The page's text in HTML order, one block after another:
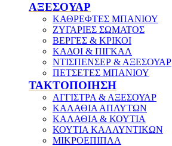
ΑΞΕΣΟΥΑΡ
ΚΑΘΡΕΦΤΕΣ ΜΠΑΝΙΟΥ
ΖΥΓΑΡΙΕΣ ΣΩΜΑΤΟΣ
ΒΕΡΓΕΣ & ΚΡΙΚΟΙ
ΚΑΔΟΙ & ΠΙΓΚΑΛ
ΝΤΙΣΠΕΝΣΕΡ & ΑΞΕΣΟΥΑΡ
ΠΕΤΣΕΤΕΣ ΜΠΑΝΙΟΥ
ΤΑΚΤΟΠΟΙΗΣΗ
ΑΓΓΙΣΤΡΑ & ΑΞΕΣΟΥΑΡ
ΚΑΛΑΘΙΑ ΑΠΛΥΤΩΝ
ΚΑΛΑΘΙΑ & ΚΟΥΤΙΑ
ΚΟΥΤΙΑ ΚΑΛΛΥΝΤΙΚΩΝ
ΜΙΚΡΟΕΠΙΠΛΑ